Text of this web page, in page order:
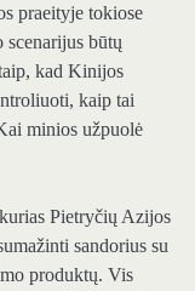
praeityje tokiose
būtų
kad Kinijos
kaip tai
minios užpuolė
Pietryčių Azijos
sandorius su
produktų. Vis